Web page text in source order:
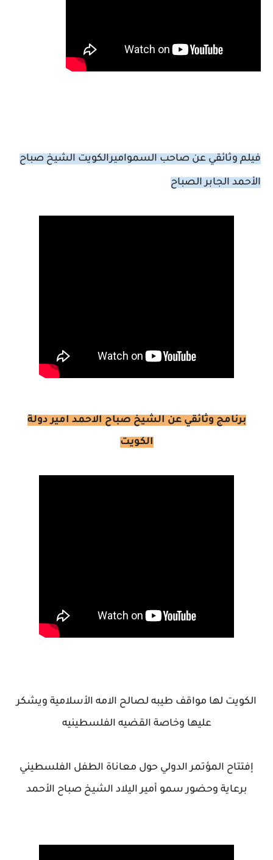
فيلم وثائقي عن صاحب السمواميرالكويت الشيخ صباح
الأحمد الجابر الصباح
برنامج وثائقي عن الشيخ صباح الاحمد امير دولة
الكويت
الكويت لها مواقف طيبه لصالح الامه الأسلامية ويشكر
عليها وخاصة القضيه الفلسطينيه
إفتتاح المؤتمر الدولي حول معاناة الطفل الفلسطيني
برعاية وحضور سمو أمير اليلاد الشيخ صباح الأحمد